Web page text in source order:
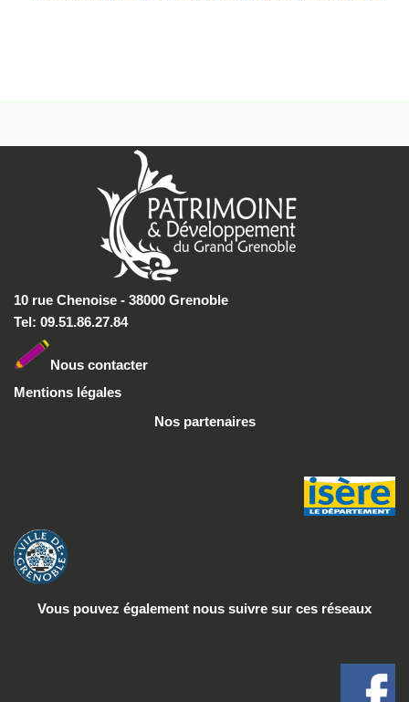
10 rue Chenoise - 38000 Grenoble
Tel: 09.51.86.27.84
Nous contacter
Mentions légales
Nos partenaires
Vous pouvez également nous suivre sur ces réseaux